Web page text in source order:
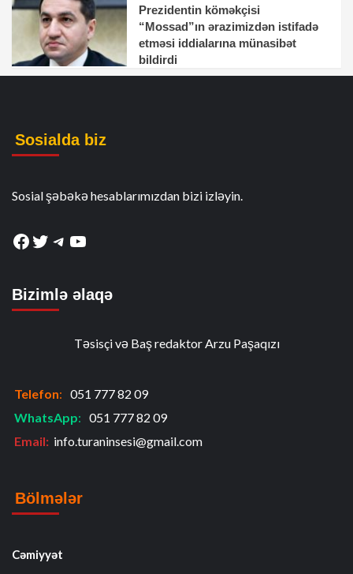
Prezidentin köməkçisi
“Mossad”ın ərazimizdən istifadə
etməsi iddialarına münasibət
bildirdi
Sosialda biz
Sosial şəbəkə hesablarımızdan bizi izləyin.
Facebook
Twitter
Telegram
YouTube
Bizimlə əlaqə
Təsisçi və Baş redaktor Arzu Paşaqızı
Telefon: 051 777 82 09
WhatsApp: 051 777 82 09
Email: info.turaninsesi@gmail.com
Bölmələr
Cəmiyyət